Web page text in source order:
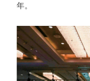
年。